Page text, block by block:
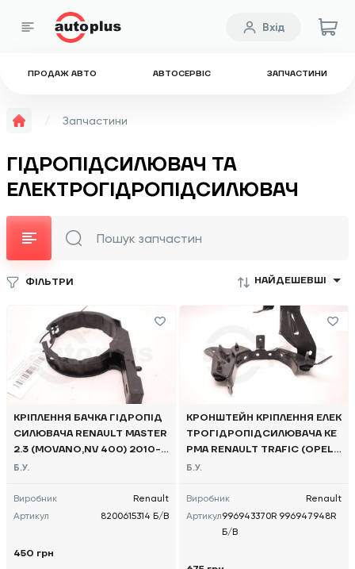
ПРОДАЖ АВТО АВТОСЕРВІС ЗАПЧАСТИНИ
Вхід
Запчастини
ГІДРОПІДСИЛЮВАЧ ТА
ЕЛЕКТРОГІДРОПІДСИЛЮВАЧ
ФІЛЬТРИ НАЙДЕШЕВШІ
КРІПЛЕННЯ БАЧКА ГІДРОПІД
СИЛЮВАЧА RENAULT MASTER
2.3 (MOVANO,NV 400) 2010-,
8200615314 Б/В
Б.У.
Виробник
Renault
Артикул
8200615314 Б/В
450 грн
КРОНШТЕЙН КРІПЛЕННЯ ЕЛЕК
ТРОГІДРОПІДСИЛЮВАЧА КЕ
РМА RENAULT TRAFIC (OPEL
VIVARO, NISSAN NV300) 2014
Б/В
Б.У.
Виробник
Renault
Артикул996943370R 996947948R
Б/В